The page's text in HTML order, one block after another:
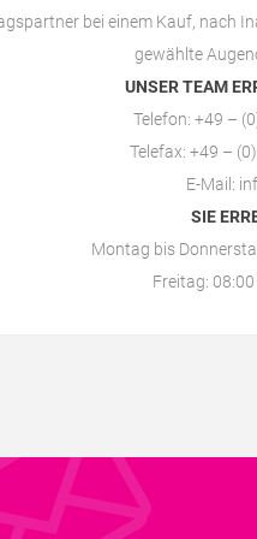
bei einem Kauf, nach
gewählte
UNSER TEAM
Telefon: +49 –
Telefax: +49 –
E-Mail:
SIE
Montag bis
Freitag: